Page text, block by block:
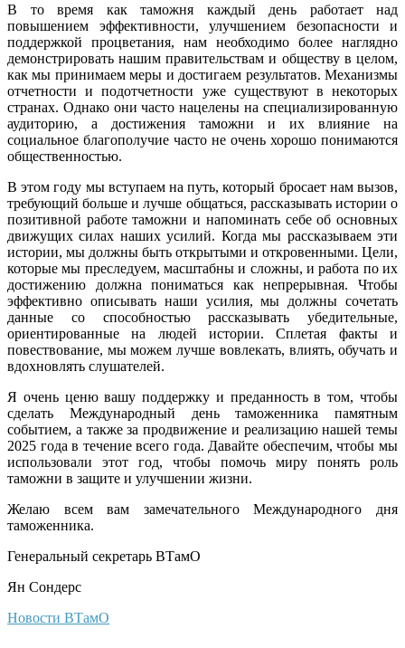
В то время как таможня каждый день работает над
повышением эффективности, улучшением безопасности и
поддержкой процветания, нам необходимо более наглядно
демонстрировать нашим правительствам и обществу в целом,
как мы принимаем меры и достигаем результатов. Механизмы
отчетности и подотчетности уже существуют в некоторых
странах. Однако они часто нацелены на специализированную
аудиторию, а достижения таможни и их влияние на
социальное благополучие часто не очень хорошо понимаются
общественностью.
В этом году мы вступаем на путь, который бросает нам вызов,
требующий больше и лучше общаться, рассказывать истории о
позитивной работе таможни и напоминать себе об основных
движущих силах наших усилий. Когда мы рассказываем эти
истории, мы должны быть открытыми и откровенными. Цели,
которые мы преследуем, масштабны и сложны, и работа по их
достижению должна пониматься как непрерывная. Чтобы
эффективно описывать наши усилия, мы должны сочетать
данные со способностью рассказывать убедительные,
ориентированные на людей истории. Сплетая факты и
повествование, мы можем лучше вовлекать, влиять, обучать и
вдохновлять слушателей.
Я очень ценю вашу поддержку и преданность в том, чтобы
сделать Международный день таможенника памятным
событием, а также за продвижение и реализацию нашей темы
2025 года в течение всего года. Давайте обеспечим, чтобы мы
использовали этот год, чтобы помочь миру понять роль
таможни в защите и улучшении жизни.
Желаю всем вам замечательного Международного дня
таможенника.
Генеральный секретарь ВТамО
Ян Сондерс
Новости ВТамО